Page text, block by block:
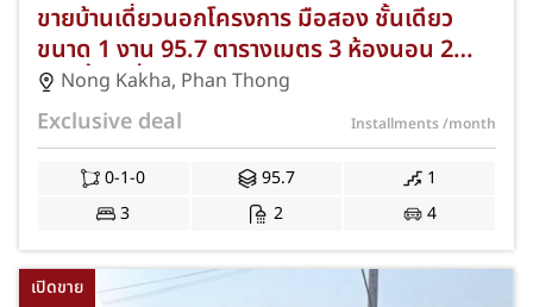
ขายบ้านเดี่ยวนอกโครงการ มือสอง ชั้นเดียว
ขนาด 1 งาน 95.7 ตารางเมตร 3 ห้องนอน 2
ห้องน้ำ 4 ที่จอดรถ พร้อมห้องครัวและห้อง
รับแขก ทำเลหนองกะขะ-พานทอง ชลบุรี พร้อม
โปรโมชั่นของแถมสุดคุ้ม NKA-57-351
Nong Kakha, Phan Thong
Exclusive deal Installments/month
0-1-0 95.7
1
3
2 4
เปิดขาย